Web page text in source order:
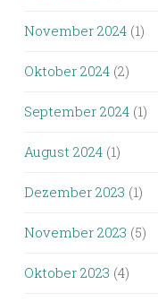
November 2024 (1)
Oktober 2024 (2)
September 2024 (1)
August 2024 (1)
Dezember 2023 (1)
November 2023 (5)
Oktober 2023 (4)